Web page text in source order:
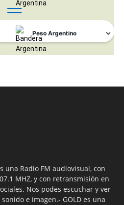
una Radio FM audiovisual, con
MHZ, y con retransmisión en
Nos podes escuchar y ver
e imagen.- GOLD es una